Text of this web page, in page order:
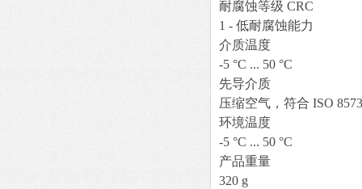
耐腐蚀等级 CRC
1 - 低耐腐蚀能力
介质温度
-5 °C ... 50 °C
先导介质
压缩空气，符合 ISO
环境温度
-5 °C ... 50 °C
产品重量
320 g